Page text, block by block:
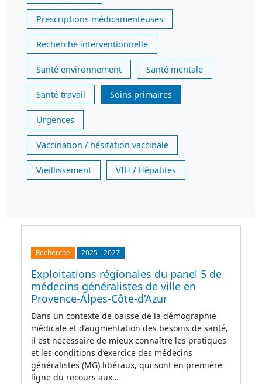
Prescriptions médicamenteuses
Recherche interventionnelle
Santé environnement Santé mentale
Santé travail Soins primaires
Urgences
Vaccination / hésitation vaccinale
Vieillissement VIH / Hépatites
Recherche 2025-2027
Exploitations régionales du panel 5 de
médecins généralistes de ville en
Provence-Alpes-Côte-d’Azur
Dans un contexte de baisse de la démographie
médicale et d’augmentation des besoins de santé,
il est nécessaire de mieux connaître les pratiques
et les conditions d’exercice des médecins
généralistes (MG) libéraux, qui sont en première
ligne du recours aux…